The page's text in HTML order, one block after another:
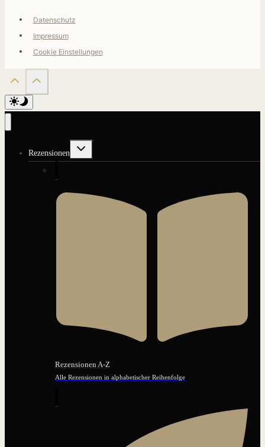
Datenschutz
Impressum
Cookie Einstellungen
Rezensionen
Untermenü
Rezensionen A-Z
Alle Rezensionen in alphabetischer Reihenfolge